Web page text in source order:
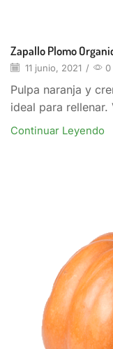
Zapallo Plomo
11 junio, 2021 / 0
Pulpa naranja y
ideal para
Continuar Leyendo